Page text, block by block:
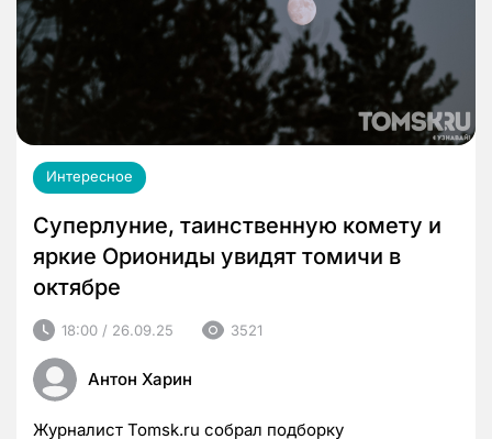
Интересное
Суперлуние, таинственную комету и
яркие Ориониды увидят томичи в
октябре
18:00 / 26.09.25 3521
Антон Харин
Журналист Tomsk.ru собрал подборку